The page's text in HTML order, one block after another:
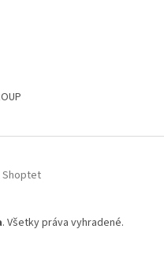
. Všetky práva vyhradené.